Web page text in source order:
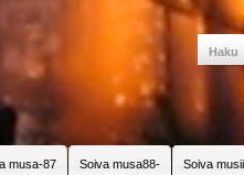
musa-87 Soiva musa88- Soiva